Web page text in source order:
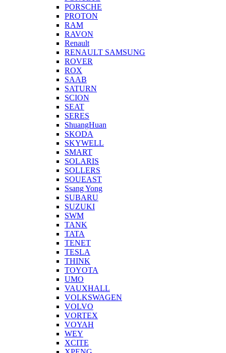
PORSCHE
PROTON
RAM
RAVON
Renault
RENAULT SAMSUNG
ROVER
ROX
SAAB
SATURN
SCION
SEAT
SERES
ShuangHuan
SKODA
SKYWELL
SMART
SOLARIS
SOLLERS
SOUEAST
Ssang Yong
SUBARU
SUZUKI
SWM
TANK
TATA
TENET
TESLA
THINK
TOYOTA
UMO
VAUXHALL
VOLKSWAGEN
VOLVO
VORTEX
VOYAH
WEY
XCITE